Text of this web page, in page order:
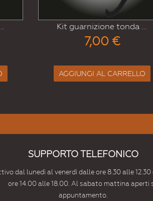
Kit guarnizione tonda ...
11,00 €
AGGIUNGI AL CARRELLO
SUPPORTO TELEFONICO
dal lunedì al venerdì dalle ore 8.30 alle 12.30
ore 14.00 alle 18.00. Al sabato mattina aperti
appuntamento.